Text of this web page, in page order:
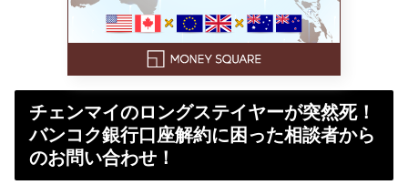
チェンマイのロングステイヤーが突然死！
バンコク銀行口座解約に困った相談者から
のお問い合わせ！